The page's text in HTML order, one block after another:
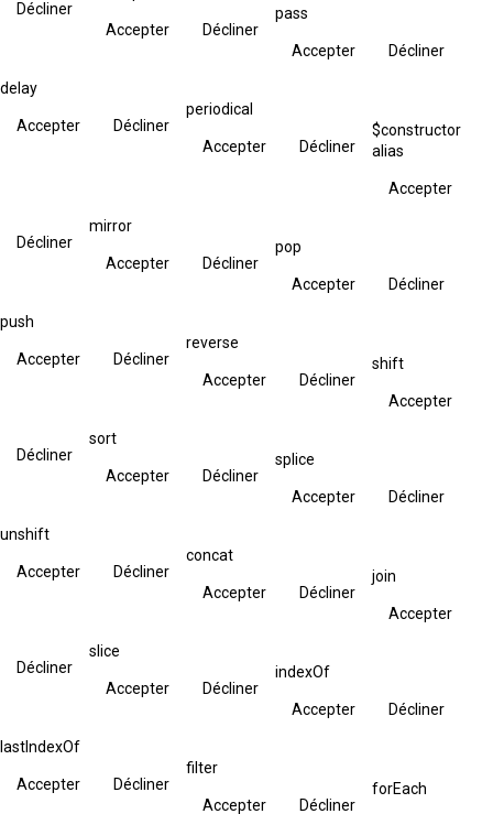
Décliner
Accepter Décliner
pass
Accepter Décliner
delay
Accepter Décliner
periodical
Accepter Décliner
$constructor
alias
Accepter
Décliner
mirror
Accepter Décliner
pop
Accepter Décliner
push
Accepter Décliner
reverse
Accepter Décliner
shift
Accepter
Décliner
sort
Accepter Décliner
splice
Accepter Décliner
unshift
Accepter Décliner
concat
Accepter Décliner
join
Accepter
Décliner
slice
Accepter Décliner
indexOf
Accepter Décliner
lastIndexOf
Accepter Décliner
filter
Accepter Décliner
forEach